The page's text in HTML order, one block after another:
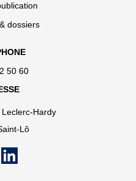
dossiers
50 60
Hardy
Lô